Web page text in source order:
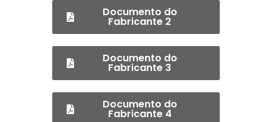
Documento do
Fabricante 2
Documento do
Fabricante 3
Documento do
Fabricante 4